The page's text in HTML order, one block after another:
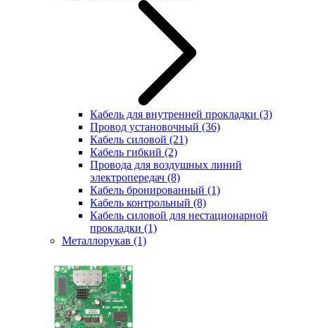
Кабель для внутренней прокладки (3)
Провод установочный (36)
Кабель силовой (21)
Кабель гибкий (2)
Провода для воздушных линий
электропередач (8)
Кабель бронированный (1)
Кабель контрольный (8)
Кабель силовой для нестационарной
прокладки (1)
Металлорукав (1)